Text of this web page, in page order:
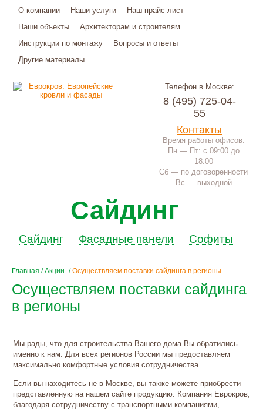
О компании Наши услуги
Наш прайс-лист
Наши объекты
Архитекторам и строителям
Инструкции по монтажу
Вопросы и ответы
Другие материалы
Телефон в Москве:
8 (495) 725-04-
55
Контакты
Время работы офисов:
Пн — Пт: с 09:00 до
18:00
Сб — по договоренности
Вс — выходной
Сайдинг
Сайдинг Фасадные панели Софиты
Главная /Акции /Осуществляем поставки сайдинга в регионы
Осуществляем поставки сайдинга
в регионы
Мы рады, что для строительства Вашего дома Вы обратились
именно к нам. Для всех регионов России мы предоставляем
максимально комфортные условия сотрудничества.
Если вы находитесь не в Москве, вы также можете приобрести
представленную на нашем сайте продукцию. Компания Еврокров,
благодаря сотрудничеству с транспортными компаниями,